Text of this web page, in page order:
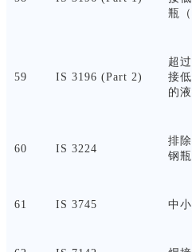
瓶（
59 IS 3196 (Part 2)
超过
接
的
60 IS 3224
排
钢
61 IS 3745 中